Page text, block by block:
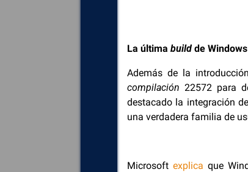
La última build de
Además de la
compilación 22572 para
destacado la integración
una verdadera familia de
Microsoft explica que